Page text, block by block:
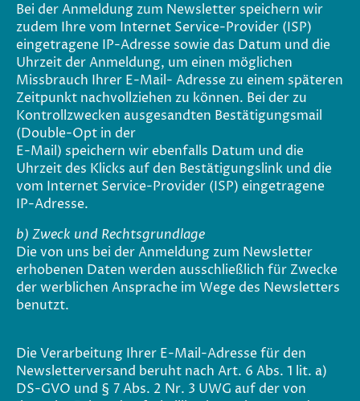
Bei der Anmeldung zum Newsletter speichern wir
zudem Ihre vom Internet Service-Provider (ISP)
eingetragene IP-Adresse sowie das Datum und die
Uhrzeit der Anmeldung, um einen möglichen
Missbrauch Ihrer E-Mail- Adresse zu einem späteren
Zeitpunkt nachvollziehen zu können. Bei der zu
Kontrollzwecken ausgesandten Bestätigungsmail
(Double-Opt in der
E-Mail) speichern wir ebenfalls Datum und die
Uhrzeit des Klicks auf den Bestätigungslink und die
vom Internet Service-Provider (ISP) eingetragene
IP-Adresse.
b) Zweck und Rechtsgrundlage
Die von uns bei der Anmeldung zum Newsletter
erhobenen Daten werden ausschließlich für Zwecke
der werblichen Ansprache im Wege des Newsletters
benutzt.
Die Verarbeitung Ihrer E-Mail-Adresse für den
Newsletterversand beruht nach Art. 6 Abs. 1 lit. a)
DS-GVO und § 7 Abs. 2 Nr. 3 UWG auf der von